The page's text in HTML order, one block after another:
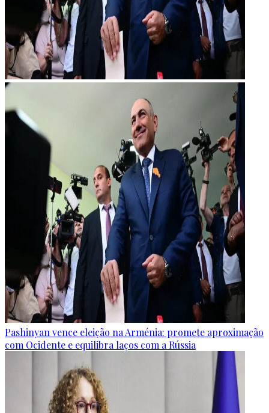
Pashinyan vence eleição na Arménia: promete aproximação
com Ocidente e equilibra laços com a Rússia